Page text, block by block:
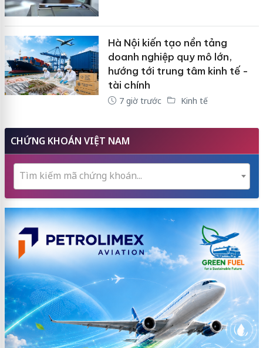
Hà Nội kiến tạo nền tảng
doanh nghiệp quy mô lớn,
hướng tới trung tâm kinh tế -
tài chính
7 giờ trước Kinh tế
CHỨNG KHOÁN VIỆT NAM
Tìm kiếm mã chứng khoán...